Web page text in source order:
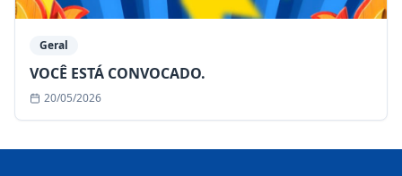
Geral
VOCÊ ESTÁ CONVOCADO.
20/05/2026